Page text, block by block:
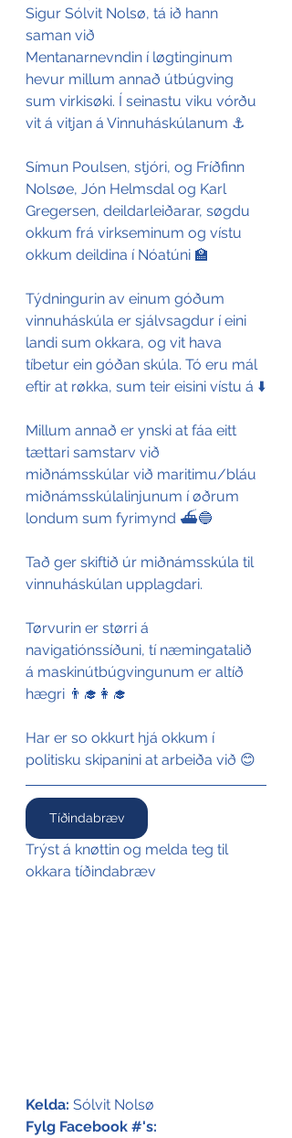
Sigur Sólvit Nolsø, tá ið hann
saman við
Mentanarnevndin í løgtinginum
hevur millum annað útbúgving
sum virkisøki. Í seinastu viku vórðu
vit á vitjan á Vinnuháskúlanum ⚓️
Símun Poulsen, stjóri, og Fríðfinn
Nolsøe, Jón Helmsdal og Karl
Gregersen, deildarleiðarar, søgdu
okkum frá virkseminum og vístu
okkum deildina í Nóatúni 🏫
Týdningurin av einum góðum
vinnuháskúla er sjálvsagdur í eini
landi sum okkara, og vit hava
tíbetur ein góðan skúla. Tó eru mál
eftir at røkka, sum teir eisini vístu á ⬇️
Millum annað er ynski at fáa eitt
tættari samstarv við
miðnámsskúlar við maritimu/bláu
miðnámsskúlalinjunum í øðrum
londum sum fyrimynd ⛴️🔵
Tað ger skiftið úr miðnámsskúla til
vinnuháskúlan upplagdari.
Tørvurin er størri á
navigatiónssíðuni, tí næmingatalið
á maskinútbúgvingunum er altíð
hægri 👨‍🎓👩‍🎓
Har er so okkurt hjá okkum í
politisku skipanini at arbeiða við 😊
Tíðindabræv
Trýst á knøttin og melda teg til
okkara tíðindabræv
Kelda: Sólvit Nolsø
Fylg Facebook #'s: